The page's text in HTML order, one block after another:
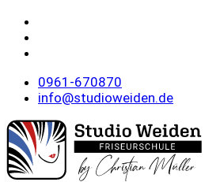
0961-670870
info@studioweiden.de